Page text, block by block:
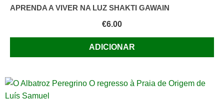
APRENDA A VIVER NA LUZ SHAKTI GAWAIN
€6.00
ADICIONAR